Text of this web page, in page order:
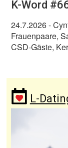
K-Word
24.7.2026-
Frauenpaare,
CSD-Gäste,
L-